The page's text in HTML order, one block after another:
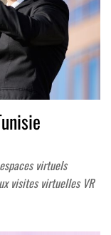
virtuels
visites virtuelles VR